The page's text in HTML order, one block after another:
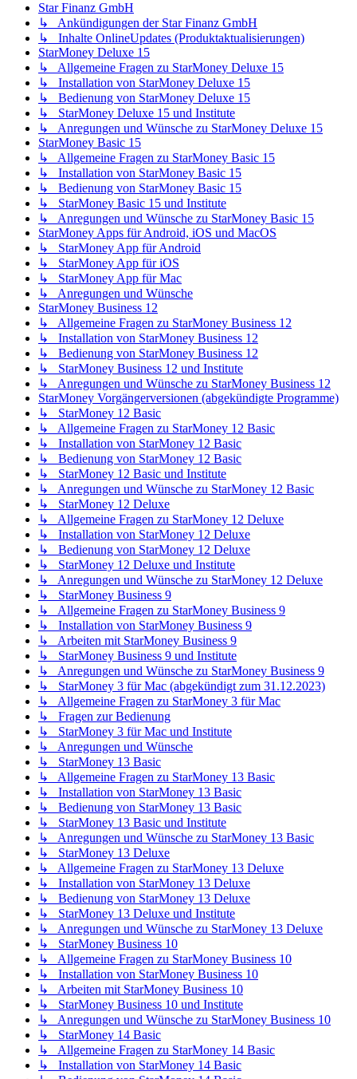
Star Finanz GmbH
↳ Ankündigungen der Star Finanz GmbH
↳ Inhalte OnlineUpdates (Produktaktualisierungen)
StarMoney Deluxe 15
↳ Allgemeine Fragen zu StarMoney Deluxe 15
↳ Installation von StarMoney Deluxe 15
↳ Bedienung von StarMoney Deluxe 15
↳ StarMoney Deluxe 15 und Institute
↳ Anregungen und Wünsche zu StarMoney Deluxe 15
StarMoney Basic 15
↳ Allgemeine Fragen zu StarMoney Basic 15
↳ Installation von StarMoney Basic 15
↳ Bedienung von StarMoney Basic 15
↳ StarMoney Basic 15 und Institute
↳ Anregungen und Wünsche zu StarMoney Basic 15
StarMoney Apps für Android, iOS und MacOS
↳ StarMoney App für Android
↳ StarMoney App für iOS
↳ StarMoney App für Mac
↳ Anregungen und Wünsche
StarMoney Business 12
↳ Allgemeine Fragen zu StarMoney Business 12
↳ Installation von StarMoney Business 12
↳ Bedienung von StarMoney Business 12
↳ StarMoney Business 12 und Institute
↳ Anregungen und Wünsche zu StarMoney Business 12
StarMoney Vorgängerversionen (abgekündigte Programme)
↳ StarMoney 12 Basic
↳ Allgemeine Fragen zu StarMoney 12 Basic
↳ Installation von StarMoney 12 Basic
↳ Bedienung von StarMoney 12 Basic
↳ StarMoney 12 Basic und Institute
↳ Anregungen und Wünsche zu StarMoney 12 Basic
↳ StarMoney 12 Deluxe
↳ Allgemeine Fragen zu StarMoney 12 Deluxe
↳ Installation von StarMoney 12 Deluxe
↳ Bedienung von StarMoney 12 Deluxe
↳ StarMoney 12 Deluxe und Institute
↳ Anregungen und Wünsche zu StarMoney 12 Deluxe
↳ StarMoney Business 9
↳ Allgemeine Fragen zu StarMoney Business 9
↳ Installation von StarMoney Business 9
↳ Arbeiten mit StarMoney Business 9
↳ StarMoney Business 9 und Institute
↳ Anregungen und Wünsche zu StarMoney Business 9
↳ StarMoney 3 für Mac (abgekündigt zum 31.12.2023)
↳ Allgemeine Fragen zu StarMoney 3 für Mac
↳ Fragen zur Bedienung
↳ StarMoney 3 für Mac und Institute
↳ Anregungen und Wünsche
↳ StarMoney 13 Basic
↳ Allgemeine Fragen zu StarMoney 13 Basic
↳ Installation von StarMoney 13 Basic
↳ Bedienung von StarMoney 13 Basic
↳ StarMoney 13 Basic und Institute
↳ Anregungen und Wünsche zu StarMoney 13 Basic
↳ StarMoney 13 Deluxe
↳ Allgemeine Fragen zu StarMoney 13 Deluxe
↳ Installation von StarMoney 13 Deluxe
↳ Bedienung von StarMoney 13 Deluxe
↳ StarMoney 13 Deluxe und Institute
↳ Anregungen und Wünsche zu StarMoney 13 Deluxe
↳ StarMoney Business 10
↳ Allgemeine Fragen zu StarMoney Business 10
↳ Installation von StarMoney Business 10
↳ Arbeiten mit StarMoney Business 10
↳ StarMoney Business 10 und Institute
↳ Anregungen und Wünsche zu StarMoney Business 10
↳ StarMoney 14 Basic
↳ Allgemeine Fragen zu StarMoney 14 Basic
↳ Installation von StarMoney 14 Basic